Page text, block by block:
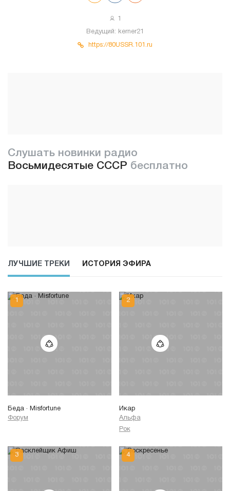
1
Ведущий: kerner21
https://80USSR.101.ru
Слушать новинки радио
Восьмидесятые СССР бесплатно
ЛУЧШИЕ ТРЕКИ ИСТОРИЯ ЭФИРА
Беда · Misfortune
Форум
Икар
Альфа
Рок